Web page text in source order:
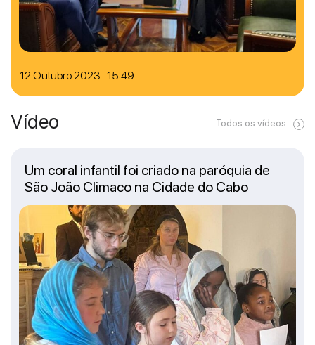
12 Outubro 2023 15:49
Vídeo Todos os vídeos
Um coral infantil foi criado na paróquia de
São João Climaco na Cidade do Cabo